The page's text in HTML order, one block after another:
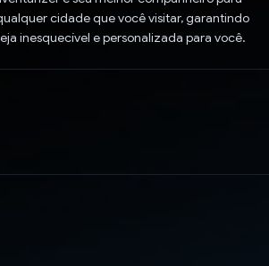
cidade que você visitar, garantindo
inesquecível e personalizada para você.